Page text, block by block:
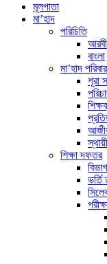
মূলপাতা
মা’হাদ
পরিচিতি
আরবী
বাংলা
মা’হাদ পরিবার
শূরা
শিক্ষা দফতর